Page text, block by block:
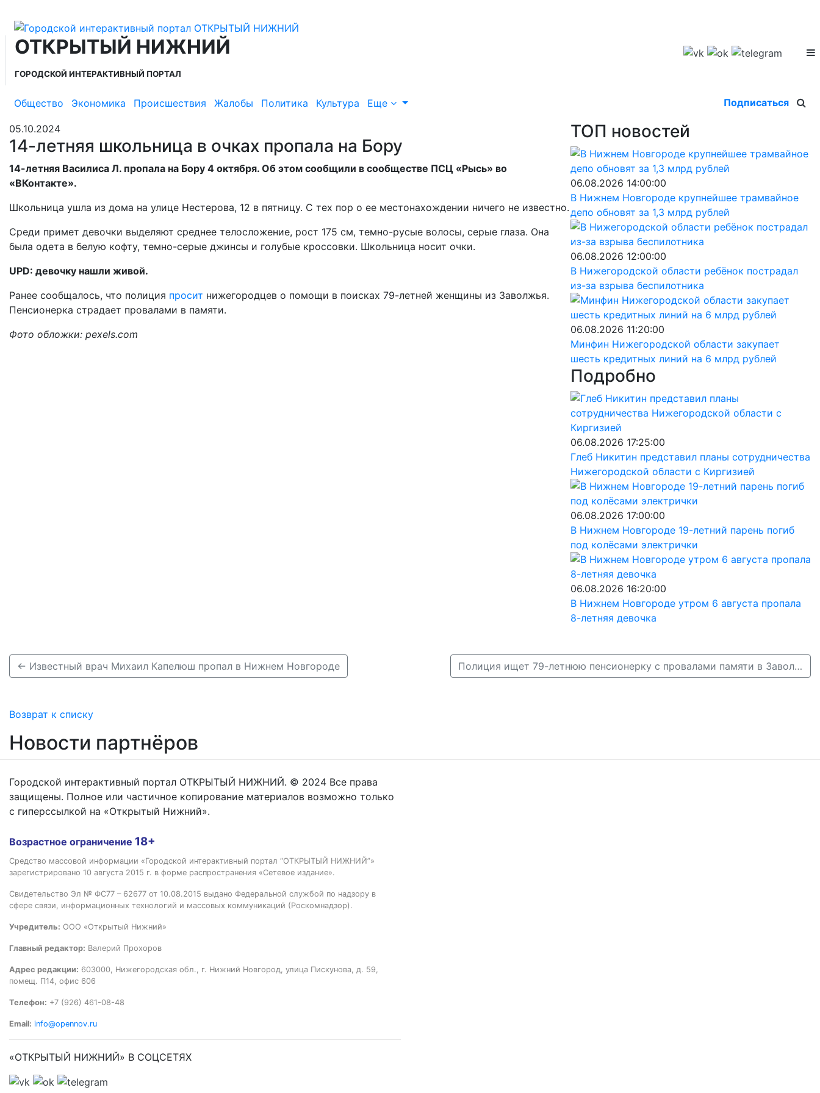
ОТКРЫТЫЙ НИЖНИЙ
ГОРОДСКОЙ ИНТЕРАКТИВНЫЙ ПОРТАЛ
Общество Экономика Происшествия Жалобы Политика Культура Еще Подписаться
05.10.2024
14-летняя школьница в очках пропала на Бору
14-летняя Василиса Л. пропала на Бору 4 октября. Об этом сообщили в сообществе ПСЦ «Рысь» во
«ВКонтакте».
Школьница ушла из дома на улице Нестерова, 12 в пятницу. С тех пор о ее местонахождении ничего не известно.
Среди примет девочки выделяют среднее телосложение, рост 175 см, темно-русые волосы, серые глаза. Она
была одета в белую кофту, темно-серые джинсы и голубые кроссовки. Школьница носит очки.
UPD: девочку нашли живой.
Ранее сообщалось, что полиция просит нижегородцев о помощи в поисках 79-летней женщины из Заволжья.
Пенсионерка страдает провалами в памяти.
Фото обложки: pexels.com
ТОП новостей
06.08.2026 14:00:00
В Нижнем Новгороде крупнейшее трамвайное
депо обновят за 1,3 млрд рублей
06.08.2026 12:00:00
В Нижегородской области ребёнок пострадал
из-за взрыва беспилотника
06.08.2026 11:20:00
Минфин Нижегородской области закупает
шесть кредитных линий на 6 млрд рублей
Подробно
06.08.2026 17:25:00
Глеб Никитин представил планы сотрудничества
Нижегородской области с Киргизией
06.08.2026 17:00:00
В Нижнем Новгороде 19-летний парень погиб
под колёсами электрички
06.08.2026 16:20:00
В Нижнем Новгороде утром 6 августа пропала
8-летняя девочка
← Известный врач Михаил Капелюш пропал в Нижнем Новгороде Полиция ищет 79-летнюю пенсионерку с провалами памяти в Заволжье →
Возврат к списку
Новости партнёров
Городской интерактивный портал ОТКРЫТЫЙ НИЖНИЙ. © 2024 Все права
защищены. Полное или частичное копирование материалов возможно только
с гиперссылкой на «Открытый Нижний».
Возрастное ограничение 18+
Средство массовой информации «Городской интерактивный портал “ОТКРЫТЫЙ НИЖНИЙ”»
зарегистрировано 10 августа 2015 г. в форме распространения «Сетевое издание».
Свидетельство Эл № ФС77 – 62677 от 10.08.2015 выдано Федеральной службой по надзору в
сфере связи, информационных технологий и массовых коммуникаций (Роскомнадзор).
Учредитель: ООО «Открытый Нижний»
Главный редактор: Валерий Прохоров
Адрес редакции: 603000, Нижегородская обл., г. Нижний Новгород, улица Пискунова, д. 59,
помещ. П14, офис 606
Телефон: +7 (926) 461-08-48
Email: info@opennov.ru
«ОТКРЫТЫЙ НИЖНИЙ» В СОЦСЕТЯХ